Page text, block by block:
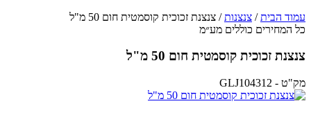
עמוד הבית/ צנצנות/ צנצנת זכוכית קוסמטית חום 50 מ"ל
כל המחירים כוללים מע״מ
צנצנת זכוכית קוסמטית חום 50 מ"ל
מק"ט - GLJ104312